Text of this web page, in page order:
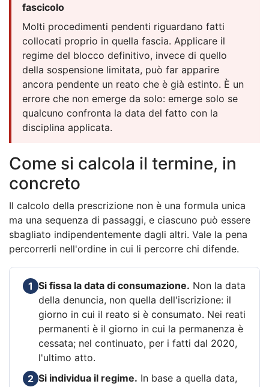
fascicolo
Molti procedimenti pendenti riguardano fatti
collocati proprio in quella fascia. Applicare il
regime del blocco definitivo, invece di quello
della sospensione limitata, può far apparire
ancora pendente un reato che è già estinto. È un
errore che non emerge da solo: emerge solo se
qualcuno confronta la data del fatto con la
disciplina applicata.
Come si calcola il termine, in
concreto
Il calcolo della prescrizione non è una formula unica
ma una sequenza di passaggi, e ciascuno può essere
sbagliato indipendentemente dagli altri. Vale la pena
percorrerli nell'ordine in cui li percorre chi difende.
1 Si fissa la data di consumazione. Non la data
della denuncia, non quella dell'iscrizione: il
giorno in cui il reato si è consumato. Nei reati
permanenti è il giorno in cui la permanenza è
cessata; nel continuato, per i fatti dal 2020,
l'ultimo atto.
2 Si individua il regime. In base a quella data,